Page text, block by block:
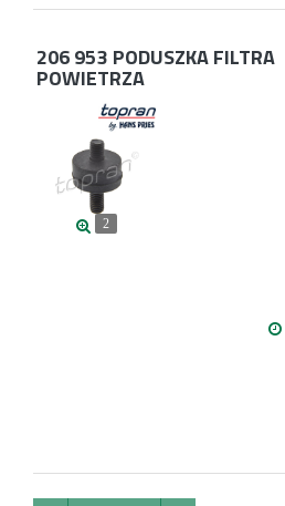
206 953 PODUSZKA FILTRA
POWIETRZA
2